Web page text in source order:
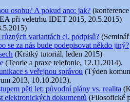
osobu? A pokud ano: jak?
při veletrhu IDET 2015, 20.5.2015)
variantách el. podpisů?
se za nás bude podepisovat někdo jiný?
(Krátký tutoriál, leden 2015)
(Teorie a praxe telefonie, 12.11.2014).
s veřejnou správou (Týden
2013, 10.10.2013).
pěti let: původní plány vs. realita
elektronických dokumentů (Filosofické